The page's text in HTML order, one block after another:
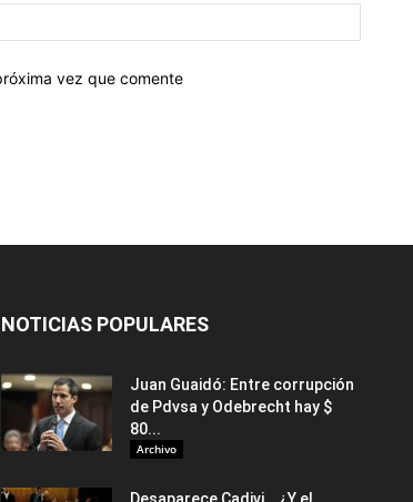
vez que comente
NOTICIAS POPULARES
Juan Guaidó: Entre corrupción
de Pdvsa y Odebrecht hay $
80...
Archivo
Desaparece Cadivi… ¿Y el